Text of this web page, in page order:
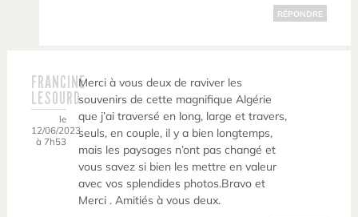
RÉPONDRE
FRANCINE
LESOURD
le
12/06/2023
à 7h53
Merci à vous deux de raviver les
souvenirs de cette magnifique Algérie
que j’ai traversé en long, large et travers,
seuls, en couple, il y a bien longtemps,
mais les paysages n’ont pas changé et
vous savez si bien les mettre en valeur
avec vos splendides photos.Bravo et
Merci . Amitiés à vous deux.